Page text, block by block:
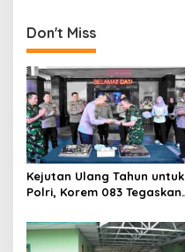
Don't Miss
Kejutan Ulang Tahun untuk
Polri, Korem 083 Tegaskan
Malang